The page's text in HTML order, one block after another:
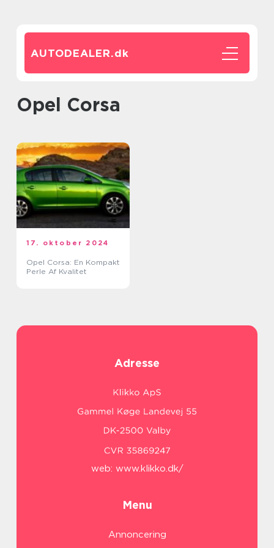
AUTODEALER.dk
opel Corsa
17. oktober 2024
Opel Corsa: En Kompakt
Perle Af Kvalitet
Adresse
web: www.klikko.dk/
Menu
Annoncering